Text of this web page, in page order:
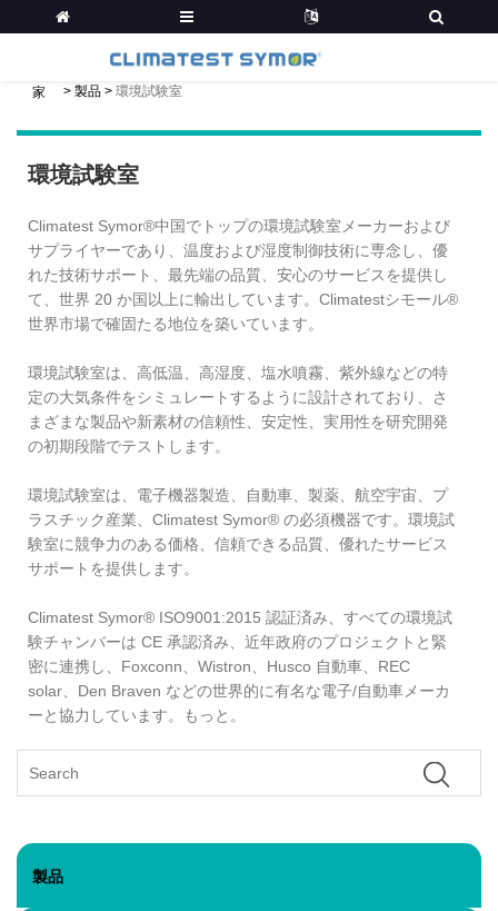
家 > 製品 > 環境試験室
環境試験室
Climatest Symor®中国でトップの環境試験室メーカーおよび
サプライヤーであり、温度および湿度制御技術に専念し、優
れた技術サポート、最先端の品質、安心のサービスを提供し
て、世界 20 か国以上に輸出しています。Climatestシモール®
世界市場で確固たる地位を築いています。
環境試験室は、高低温、高湿度、塩水噴霧、紫外線などの特
定の大気条件をシミュレートするように設計されており、さ
まざまな製品や新素材の信頼性、安定性、実用性を研究開発
の初期段階でテストします。
環境試験室は、電子機器製造、自動車、製薬、航空宇宙、プ
ラスチック産業、Climatest Symor® の必須機器です。環境試
験室に競争力のある価格、信頼できる品質、優れたサービス
サポートを提供します。
Climatest Symor® ISO9001:2015 認証済み、すべての環境試
験チャンバーは CE 承認済み、近年政府のプロジェクトと緊
密に連携し、Foxconn、Wistron、Husco 自動車、REC
solar、Den Braven などの世界的に有名な電子/自動車メーカ
ーと協力しています。もっと。
製品